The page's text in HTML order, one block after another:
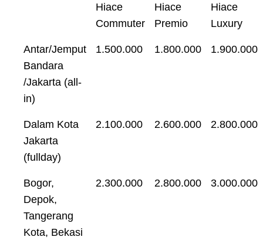
Hiace
Commuter
Hiace
Premio
Hiace
Luxury
Antar/Jemput
Bandara
/Jakarta (all-
in)
1.500.000 1.800.000 1.900.000
Dalam Kota
Jakarta
(fullday)
2.100.000 2.600.000 2.800.000
Bogor,
Depok,
Tangerang
Kota, Bekasi
2.300.000 2.800.000 3.000.000